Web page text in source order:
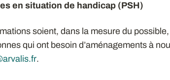
en situation de handicap (PSH)
soient, dans la mesure du
qui ont besoin d’aménagements à
.​